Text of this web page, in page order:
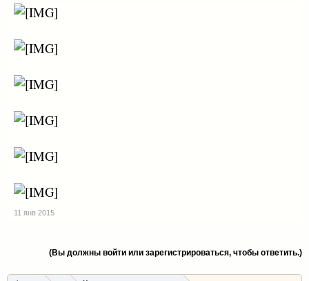
11 янв 2015
(Вы должны войти или зарегистрироваться, чтобы ответить.)